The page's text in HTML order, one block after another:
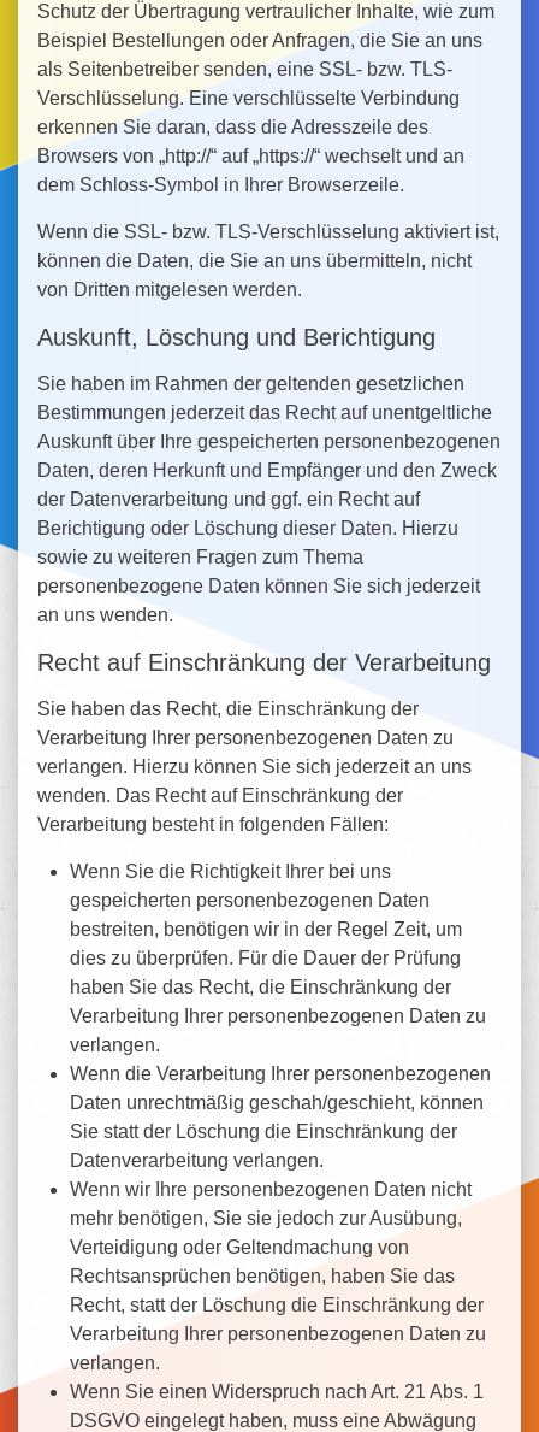
Schutz der Übertragung vertraulicher Inhalte, wie zum
Beispiel Bestellungen oder Anfragen, die Sie an uns
als Seitenbetreiber senden, eine SSL- bzw. TLS-
Verschlüsselung. Eine verschlüsselte Verbindung
erkennen Sie daran, dass die Adresszeile des
Browsers von „http://“ auf „https://“ wechselt und an
dem Schloss-Symbol in Ihrer Browserzeile.
Wenn die SSL- bzw. TLS-Verschlüsselung aktiviert ist,
können die Daten, die Sie an uns übermitteln, nicht
von Dritten mitgelesen werden.
Auskunft, Löschung und Berichtigung
Sie haben im Rahmen der geltenden gesetzlichen
Bestimmungen jederzeit das Recht auf unentgeltliche
Auskunft über Ihre gespeicherten personenbezogenen
Daten, deren Herkunft und Empfänger und den Zweck
der Datenverarbeitung und ggf. ein Recht auf
Berichtigung oder Löschung dieser Daten. Hierzu
sowie zu weiteren Fragen zum Thema
personenbezogene Daten können Sie sich jederzeit
an uns wenden.
Recht auf Einschränkung der Verarbeitung
Sie haben das Recht, die Einschränkung der
Verarbeitung Ihrer personenbezogenen Daten zu
verlangen. Hierzu können Sie sich jederzeit an uns
wenden. Das Recht auf Einschränkung der
Verarbeitung besteht in folgenden Fällen:
Wenn Sie die Richtigkeit Ihrer bei uns
gespeicherten personenbezogenen Daten
bestreiten, benötigen wir in der Regel Zeit, um
dies zu überprüfen. Für die Dauer der Prüfung
haben Sie das Recht, die Einschränkung der
Verarbeitung Ihrer personenbezogenen Daten zu
verlangen.
Wenn die Verarbeitung Ihrer personenbezogenen
Daten unrechtmäßig geschah/geschieht, können
Sie statt der Löschung die Einschränkung der
Datenverarbeitung verlangen.
Wenn wir Ihre personenbezogenen Daten nicht
mehr benötigen, Sie sie jedoch zur Ausübung,
Verteidigung oder Geltendmachung von
Rechtsansprüchen benötigen, haben Sie das
Recht, statt der Löschung die Einschränkung der
Verarbeitung Ihrer personenbezogenen Daten zu
verlangen.
Wenn Sie einen Widerspruch nach Art. 21 Abs. 1
DSGVO eingelegt haben, muss eine Abwägung